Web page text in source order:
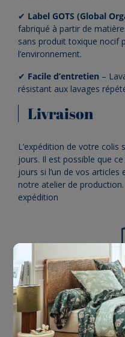
✔ Label GOTS (Global
fabriqué à partir de
sans produit toxique nocif
l’environnement.
✔ Facile d’entretien –
résistant aux lavages
Livraison
L’expédition de votre
jours. Il est possible que
jours si l’un de vos
notre atelier de
expédition
livraison